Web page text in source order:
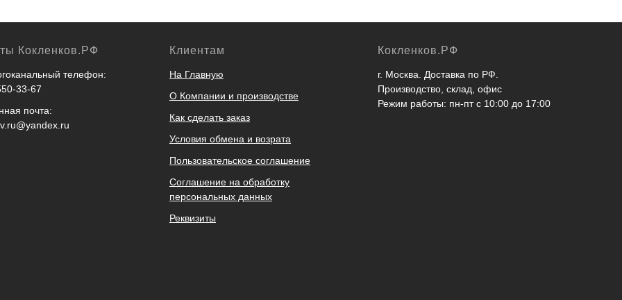
Кокленков.РФ
телефон:
33-67
почта:
Клиентам
На Главную
О Компании и производстве
Как сделать заказ
Условия обмена и возрата
Пользовательское соглашение
Соглашение на обработку
персональных данных
Реквизиты
Кокленков.РФ
г. Москва. Доставка по РФ.
Производство, склад, офис
Режим работы: пн-пт с 10:00 до 17:00